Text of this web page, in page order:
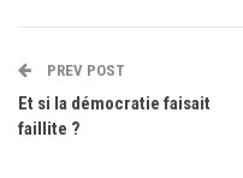
PREV POST
Et si la démocratie faisait
faillite ?